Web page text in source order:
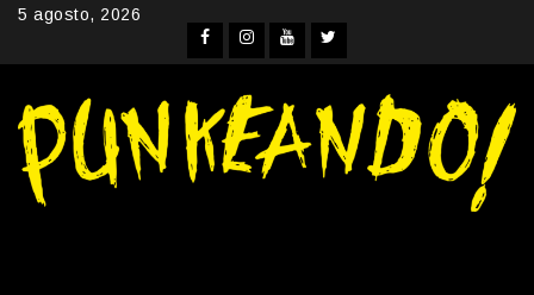
Skip5 agosto, 2026
Facebook
Instagram
YouTube
Twitter